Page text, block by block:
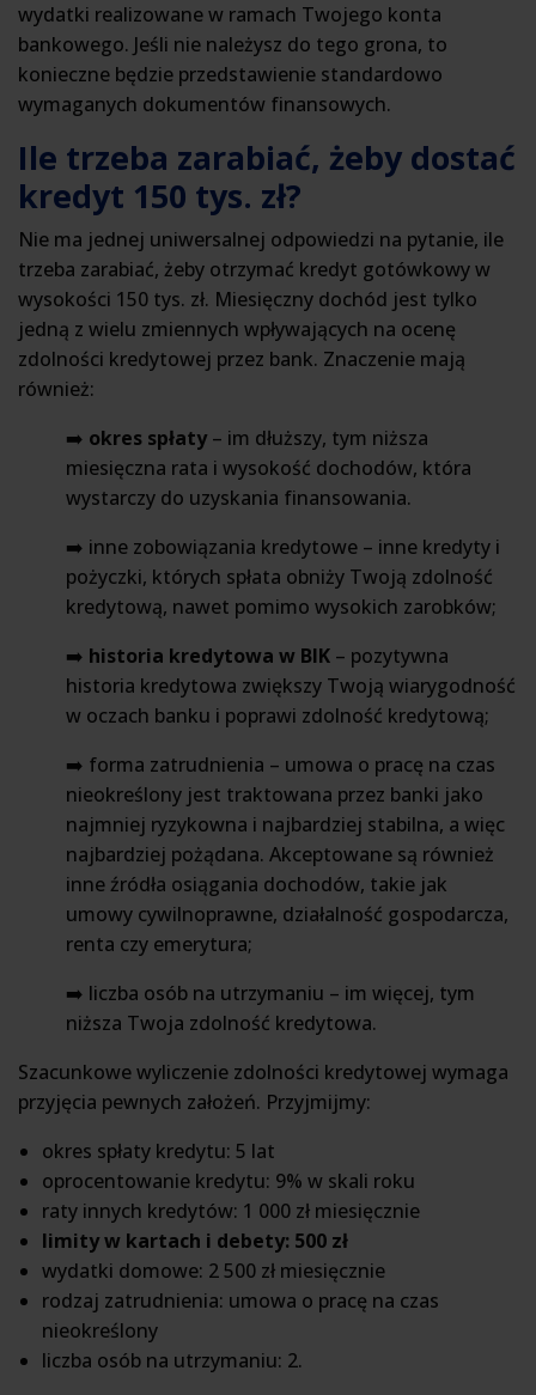
wydatki realizowane w ramach Twojego konta
bankowego. Jeśli nie należysz do tego grona, to
konieczne będzie przedstawienie standardowo
wymaganych dokumentów finansowych.
Ile trzeba zarabiać, żeby dostać
kredyt 150 tys. zł?
Nie ma jednej uniwersalnej odpowiedzi na pytanie, ile
trzeba zarabiać, żeby otrzymać kredyt gotówkowy w
wysokości 150 tys. zł. Miesięczny dochód jest tylko
jedną z wielu zmiennych wpływających na ocenę
zdolności kredytowej przez bank. Znaczenie mają
również:
➡️ okres spłaty – im dłuższy, tym niższa
miesięczna rata i wysokość dochodów, która
wystarczy do uzyskania finansowania.
➡️ inne zobowiązania kredytowe – inne kredyty i
pożyczki, których spłata obniży Twoją zdolność
kredytową, nawet pomimo wysokich zarobków;
➡️ historia kredytowa w BIK – pozytywna
historia kredytowa zwiększy Twoją wiarygodność
w oczach banku i poprawi zdolność kredytową;
➡️ forma zatrudnienia – umowa o pracę na czas
nieokreślony jest traktowana przez banki jako
najmniej ryzykowna i najbardziej stabilna, a więc
najbardziej pożądana. Akceptowane są również
inne źródła osiągania dochodów, takie jak
umowy cywilnoprawne, działalność gospodarcza,
renta czy emerytura;
➡️ liczba osób na utrzymaniu – im więcej, tym
niższa Twoja zdolność kredytowa.
Szacunkowe wyliczenie zdolności kredytowej wymaga
przyjęcia pewnych założeń. Przyjmijmy:
okres spłaty kredytu: 5 lat
oprocentowanie kredytu: 9% w skali roku
raty innych kredytów: 1 000 zł miesięcznie
limity w kartach i debety: 500 zł
wydatki domowe: 2 500 zł miesięcznie
rodzaj zatrudnienia: umowa o pracę na czas
nieokreślony
liczba osób na utrzymaniu: 2.